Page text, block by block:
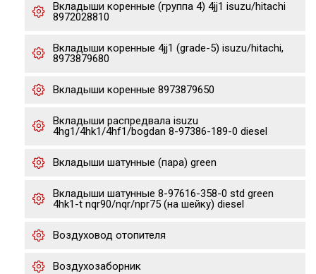
Вкладыши коренные (группа 4) 4jj1 isuzu/hitachi
8972028810
Вкладыши коренные 4jj1 (grade-5) isuzu/hitachi,
8973879680
Вкладыши коренные 8973879650
Вкладыши распредвала isuzu
4hg1/4hk1/4hf1/bogdan 8-97386-189-0 diesel
Вкладыши шатунные (пара) green
Вкладыши шатунные 8-97616-358-0 std green
4hk1-t nqr90/nqr/npr75 (на шейку) diesel
Воздуховод отопителя
Воздухозаборник